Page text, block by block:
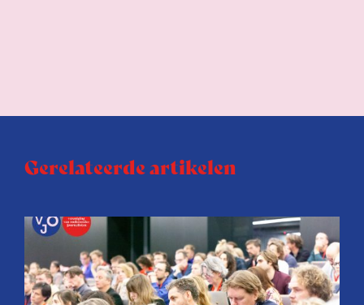
Gerelateerde artikelen